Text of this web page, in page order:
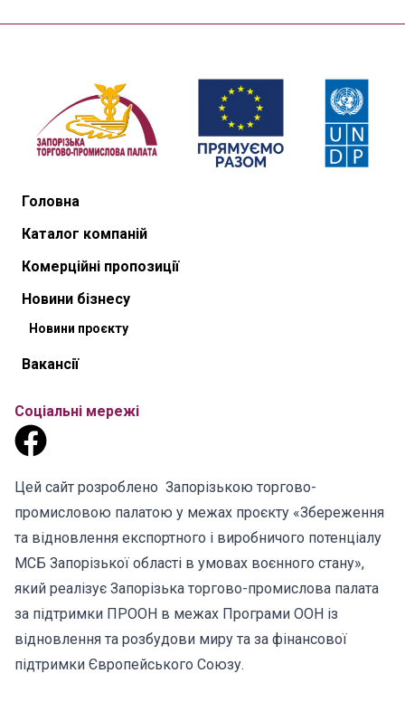
Головна
Каталог компаній
Комерційні пропозиції
Новини бізнесу
Новини проєкту
Вакансії
Соціальні мережі
Цей сайт розроблено Запорізькою торгово-
промисловою палатою у межах проєкту «Збереження
та відновлення експортного і виробничого потенціалу
МСБ Запорізької області в умовах воєнного стану»,
який реалізує Запорізька торгово-промислова палата
за підтримки ПРООН в межах Програми ООН із
відновлення та розбудови миру та за фінансової
підтримки Європейського Союзу.